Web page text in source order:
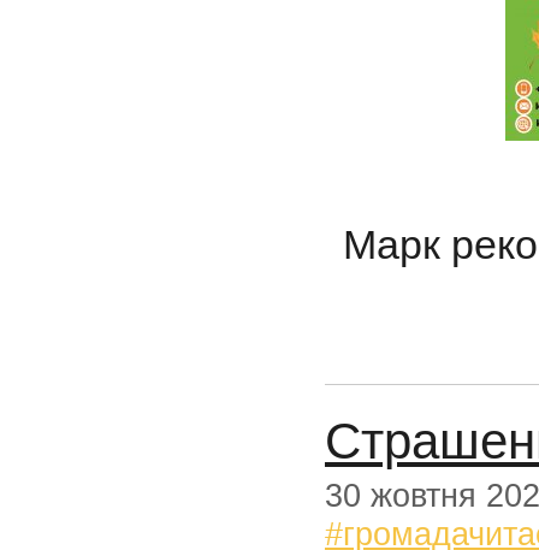
Марк
30 жовтня